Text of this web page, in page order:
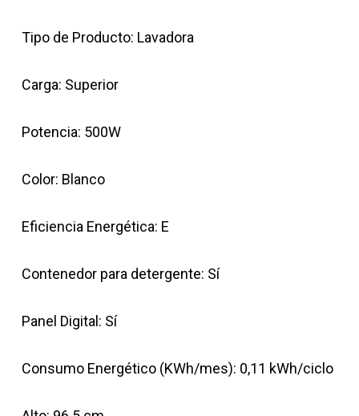
Tipo de Producto: Lavadora
Carga: Superior
Potencia: 500W
Color: Blanco
Eficiencia Energética: E
Contenedor para detergente: Sí
Panel Digital: Sí
Consumo Energético (KWh/mes): 0,11 kWh/ciclo